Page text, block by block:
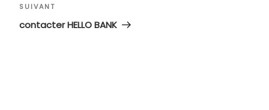
Article
suivant
SUIVANT
contacter HELLO BANK